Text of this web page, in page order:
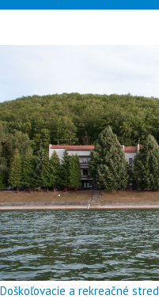
Doškoľovacie a rekreačné